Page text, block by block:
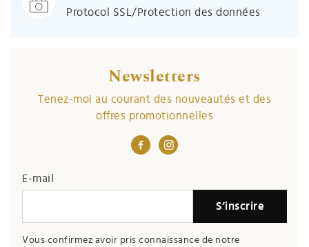
Protocol SSL/Protection des données
Newsletters
Tenez-moi au courant des nouveautés et des
offres promotionnelles
E-mail
S’inscrire
Vous confirmez avoir pris connaissance de notre